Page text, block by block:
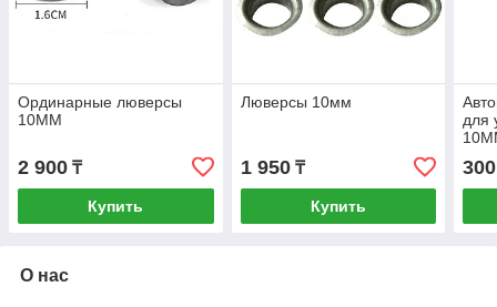
Ординарные люверсы
10MM
2 900 ₸
Купить
Люверсы 10мм
1 950₸
Купить
для
О нас